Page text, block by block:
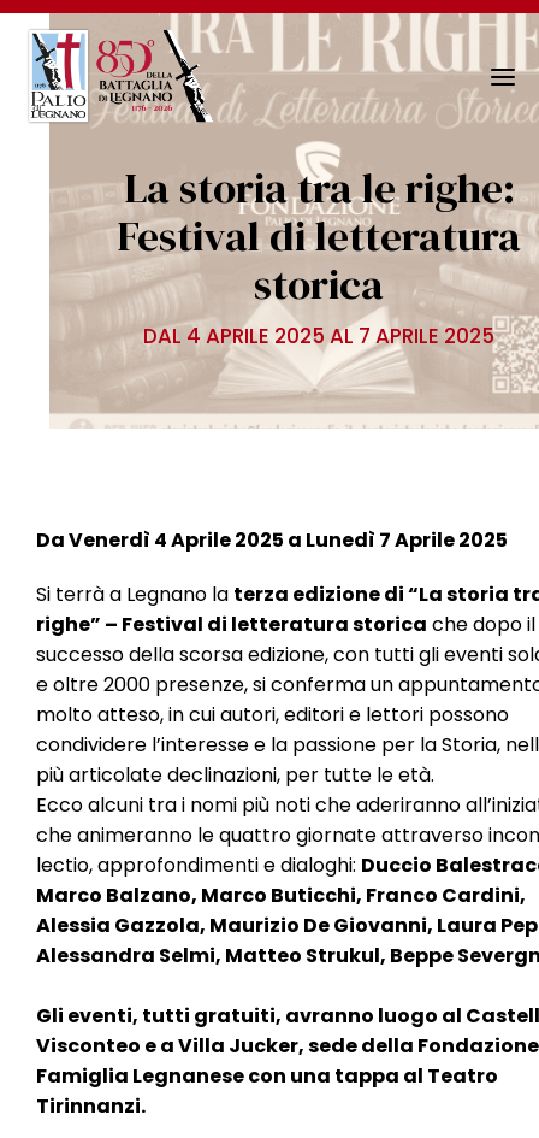
N
a
g
a
o
n
e
T
La storia tra le righe:
Festival di letteratura
storica
DAL 4 APRILE 2025 AL 7 APRILE 2025
Da Venerdì 4 Aprile 2025 a Lunedì 7 Aprile 2025
Si terrà a Legnano la terza edizione di “La storia
righe” – Festival di letteratura storica che dopo il
successo della scorsa edizione, con tutti gli eventi
e oltre 2000 presenze, si conferma un
molto atteso, in cui autori, editori e lettori possono
condividere l’interesse e la passione per la Storia,
più articolate declinazioni, per tutte le età.
Ecco alcuni tra i nomi più noti che aderiranno
che animeranno le quattro giornate attraverso
lectio, approfondimenti e dialoghi: Duccio
Marco Balzano, Marco Buticchi, Franco Cardini,
Alessia Gazzola, Maurizio De Giovanni, Laura
Alessandra Selmi, Matteo Strukul, Beppe
Gli eventi, tutti gratuiti, avranno luogo al
Visconteo e a Villa Jucker, sede della Fondazione
Famiglia Legnanese con una tappa al Teatro
Tirinnanzi.